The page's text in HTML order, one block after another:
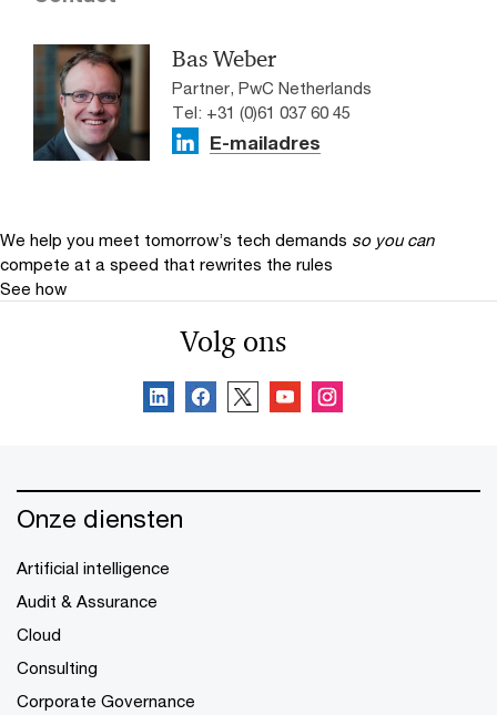
Bas Weber
Partner, PwC Netherlands
Tel: +31 (0)61 037 60 45
E-mailadres
We help you meet tomorrow’s tech demands so you can
compete at a speed that rewrites the rules
See how
Volg ons
Onze diensten
Artificial intelligence
Audit & Assurance
Cloud
Consulting
Corporate Governance